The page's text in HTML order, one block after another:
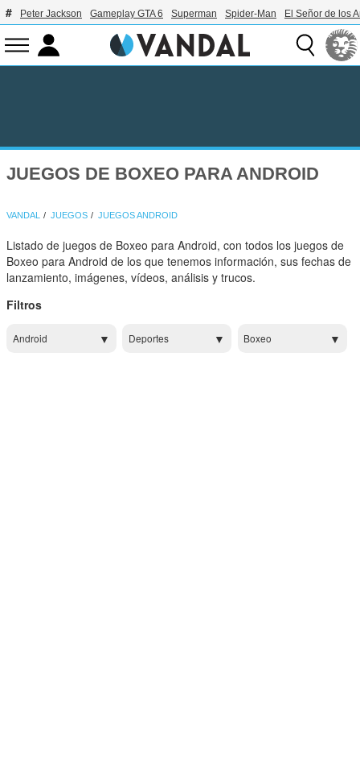
Peter Jackson Gameplay GTA 6 Superman Spider-Man El Señor de los
JUEGOS DE BOXEO PARA ANDROID
VANDAL JUEGOS JUEGOS ANDROID
Listado de juegos de Boxeo para Android, con todos los juegos de
Boxeo para Android de los que tenemos información, sus fechas de
lanzamiento, imágenes, vídeos, análisis y trucos.
Filtros
Android Deportes Boxeo